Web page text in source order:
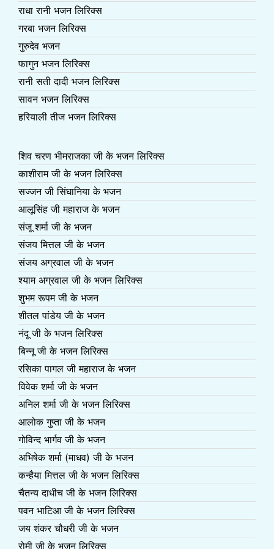
राधा रानी भजन लिरिक्स
गरबा भजन लिरिक्स
गुरुदेव भजन
फागुन भजन लिरिक्स
रानी सती दादी भजन लिरिक्स
सावन भजन लिरिक्स
हरियाली तीज भजन लिरिक्स
शिव चरण भीमराजका जी के भजन लिरिक्स
काशीराम जी के भजन लिरिक्स
सज्जन जी सिंघानिया के भजन
आलूसिंह जी महाराज के भजन
संजू शर्मा जी के भजन
संजय मित्तल जी के भजन
संजय अग्रवाल जी के भजन
श्याम अग्रवाल जी के भजन लिरिक्स
शुभम रूपम जी के भजन
शीतल पांडेय जी के भजन
नंदू जी के भजन लिरिक्स
बिन्नू जी के भजन लिरिक्स
रसिका पागल जी महाराज के भजन
विवेक शर्मा जी के भजन
अनिल शर्मा जी के भजन लिरिक्स
आलोक गुप्ता जी के भजन
गोविन्द भार्गव जी के भजन
अभिषेक शर्मा (माधव) जी के भजन
कन्हैया मित्तल जी के भजन लिरिक्स
चैतन्य दाधीच जी के भजन लिरिक्स
पवन भाटिआ जी के भजन लिरिक्स
जय शंकर चौधरी जी के भजन
रोमी जी के भजन लिरिक्स